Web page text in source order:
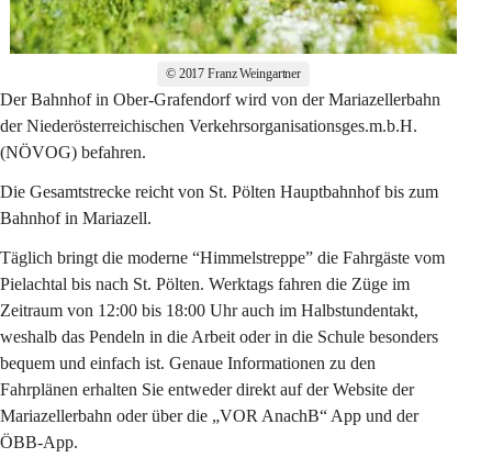
© 2017 Franz Weingartner
Der Bahnhof in Ober-Grafendorf wird von der Mariazellerbahn
der Niederösterreichischen Verkehrsorganisationsges.m.b.H.
(NÖVOG) befahren.
Die Gesamtstrecke reicht von St. Pölten Hauptbahnhof bis zum
Bahnhof in Mariazell.
Täglich bringt die moderne “Himmelstreppe” die Fahrgäste vom
Pielachtal bis nach St. Pölten. Werktags fahren die Züge im
Zeitraum von 12:00 bis 18:00 Uhr auch im Halbstundentakt,
weshalb das Pendeln in die Arbeit oder in die Schule besonders
bequem und einfach ist. Genaue Informationen zu den
Fahrplänen erhalten Sie entweder direkt auf der Website der
Mariazellerbahn oder über die „VOR AnachB“ App und der
ÖBB-App.